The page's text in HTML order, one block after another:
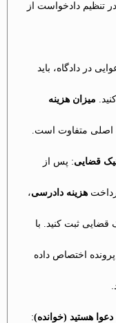
تنظیم دادخواست از
در دادگاه، باید
میزان هزینه
اصلی متفاوت است.
قضایی: پس از
هزینه دادرسی،
قضایی ثبت کنید. با
اختصاص داده
هستید (خوانده):